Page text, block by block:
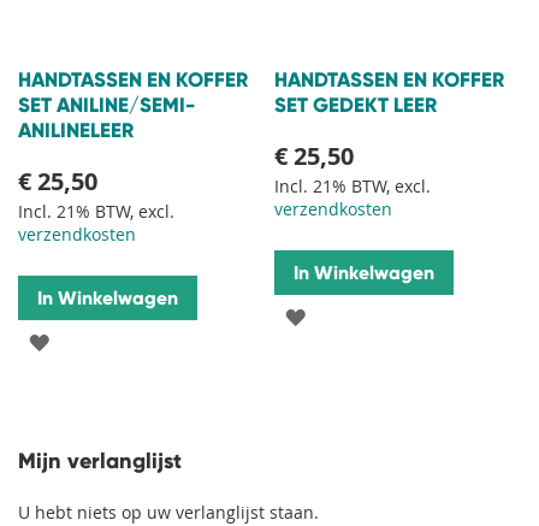
HANDTASSEN EN KOFFER
SET ANILINE/SEMI-
ANILINELEER
€ 25,50
Incl. 21% BTW, excl.
verzendkosten
In Winkelwagen
VOEG
VERLANGLIJST
HANDTASSEN EN KOFFER
SET GEDEKT LEER
€ 25,50
Incl. 21% BTW, excl.
verzendkosten
In Winkelwagen
VOEG
Mijn verlanglijst
U hebt niets op uw verlanglijst staan.